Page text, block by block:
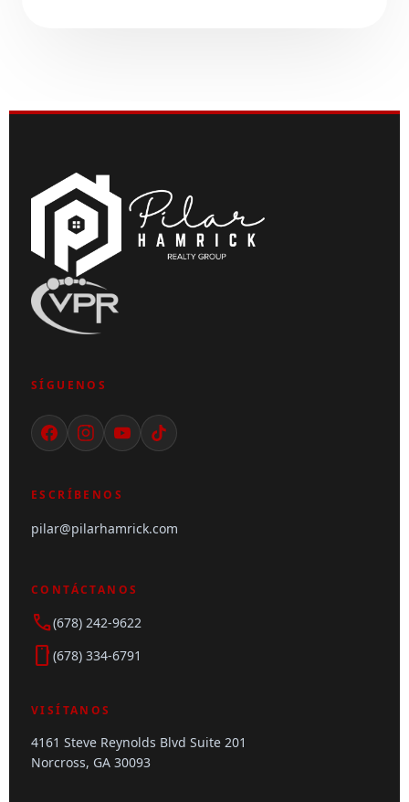
SÍGUENOS
ESCRÍBENOS
pilar@pilarhamrick.com
CONTÁCTANOS
call(678) 242-9622
smartphone (678) 334-6791
VISÍTANOS
4161 Steve Reynolds Blvd Suite 201
Norcross, GA 30093